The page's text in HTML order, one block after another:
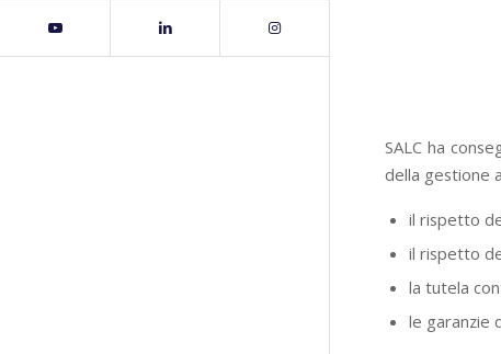
SALC ha
della gestione
il rispetto
il rispetto
la tutela
le garanzie